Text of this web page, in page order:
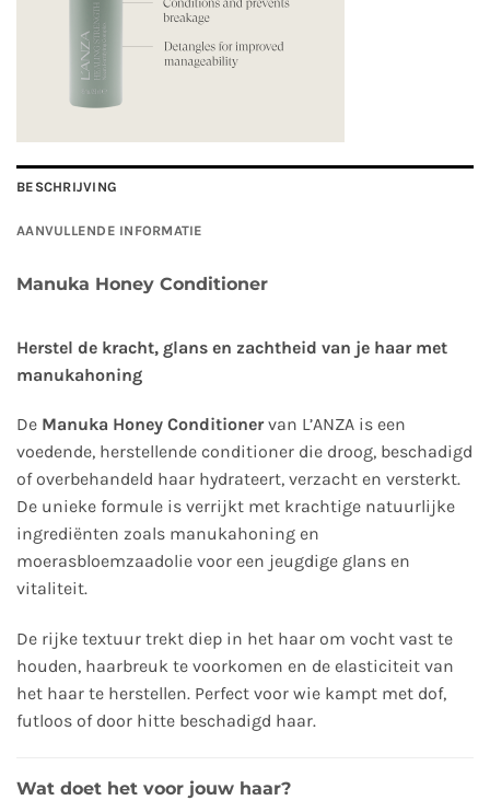
BESCHRIJVING
AANVULLENDE INFORMATIE
Manuka Honey Conditioner
Herstel de kracht, glans en zachtheid van je haar met
manukahoning
De Manuka Honey Conditionervan L’ANZA is een
voedende, herstellende conditioner die droog, beschadigd
of overbehandeld haar hydrateert, verzacht en versterkt.
De unieke formule is verrijkt met krachtige natuurlijke
ingrediënten zoals manukahoning en
moerasbloemzaadolie voor een jeugdige glans en
vitaliteit.
De rijke textuur trekt diep in het haar om vocht vast te
houden, haarbreuk te voorkomen en de elasticiteit van
het haar te herstellen. Perfect voor wie kampt met dof,
futloos of door hitte beschadigd haar.
Wat doet het voor jouw haar?